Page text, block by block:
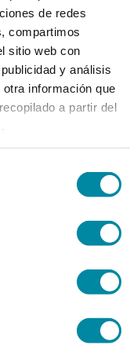
de redes
compartimos
sitio web con
y análisis
información que
a partir del